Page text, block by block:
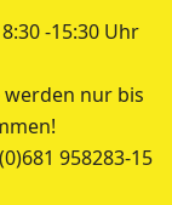
-15:30 Uhr
nur bis
958283-15